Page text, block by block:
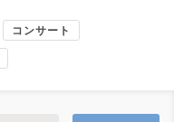
コンサート